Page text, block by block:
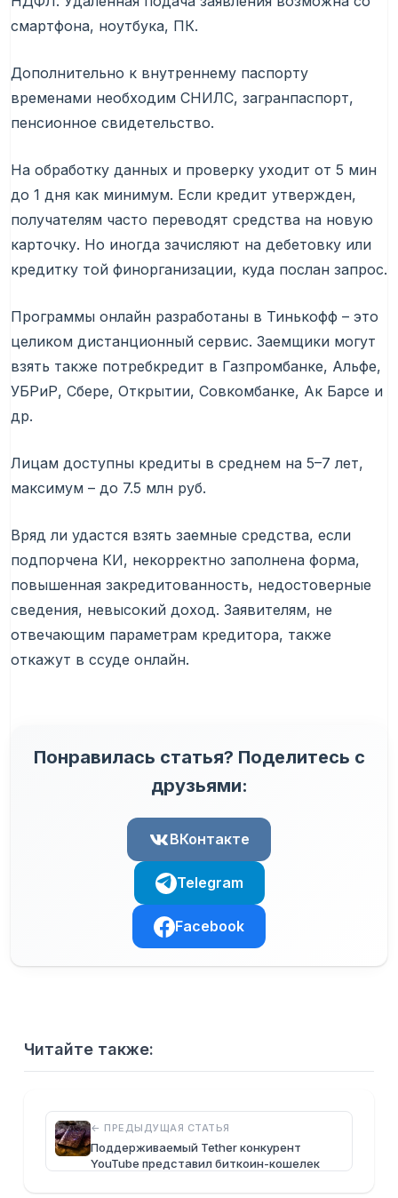
смартфона, ноутбука, ПК.
Дополнительно к внутреннему паспорту
временами необходим СНИЛС, загранпаспорт,
пенсионное свидетельство.
На обработку данных и проверку уходит от 5 мин
до 1 дня как минимум. Если кредит утвержден,
получателям часто переводят средства на новую
карточку. Но иногда зачисляют на дебетовку или
кредитку той финорганизации, куда послан запрос.
Программы онлайн разработаны в Тинькофф – это
целиком дистанционный сервис. Заемщики могут
взять также потребкредит в Газпромбанке, Альфе,
УБРиР, Сбере, Открытии, Совкомбанке, Ак Барсе и
др.
Лицам доступны кредиты в среднем на 5–7 лет,
максимум – до 7.5 млн руб.
Вряд ли удастся взять заемные средства, если
подпорчена КИ, некорректно заполнена форма,
повышенная закредитованность, недостоверные
сведения, невысокий доход. Заявителям, не
отвечающим параметрам кредитора, также
откажут в ссуде онлайн.
Понравилась статья? Поделитесь с
друзьями:
ВКонтакте
Telegram
Facebook
Читайте также:
← ПРЕДЫДУЩАЯ СТАТЬЯ
Поддерживаемый Tether конкурент
YouTube представил биткоин-кошелек